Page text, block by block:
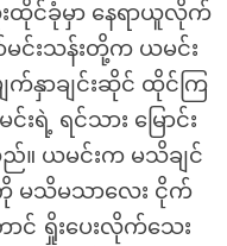
ထိုင်ခုံမှာ နေရာယူလိုက်
မင်းသန်းတို့က ယမင်း
နှာချင်းဆိုင် ထိုင်ကြ
ရင်သား မြောင်း
။ ယမင်းက မသိချင်
မသိမသာလေး ငိုက်
ာင် ရှိုးပေးလိုက်သေး